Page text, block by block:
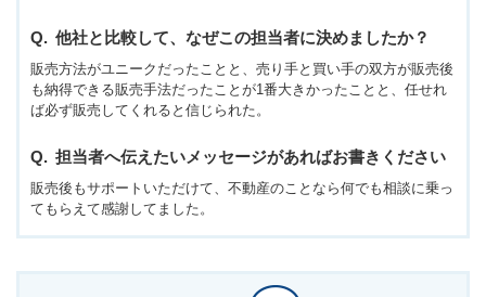
他社と比較して、なぜこの担当者に決めましたか？
販売方法がユニークだったことと、売り手と買い手の双方が販売後
も納得できる販売手法だったことが1番大きかったことと、任せれ
ば必ず販売してくれると信じられた。
担当者へ伝えたいメッセージがあればお書きください
販売後もサポートいただけて、不動産のことなら何でも相談に乗っ
てもらえて感謝してました。